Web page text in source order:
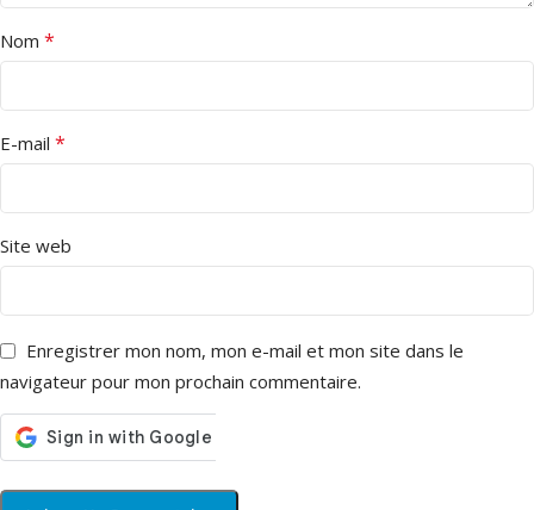
Nom *
E-mail *
Site web
Enregistrer mon nom, mon e-mail et mon site dans le
navigateur pour mon prochain commentaire.